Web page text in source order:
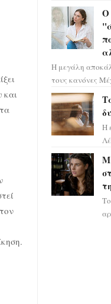
και
Ο
Η μεγάλη
τους κανόνες
σκηνικό θυμίζει
Η